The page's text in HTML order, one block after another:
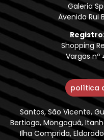
Galeria
Avenida Rui
Shopping
Vargas nº
política
Santos, São Vicente,
Bertioga, Mongaguá,
Ilha Comprida,